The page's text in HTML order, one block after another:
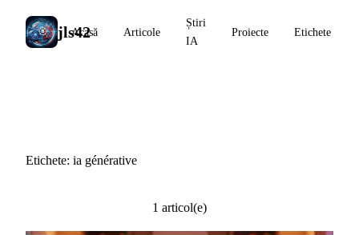
jls42
Acasă Articole
Știri
IA
Proiecte Etichete
Etichete: ia générative
1 articol(e)